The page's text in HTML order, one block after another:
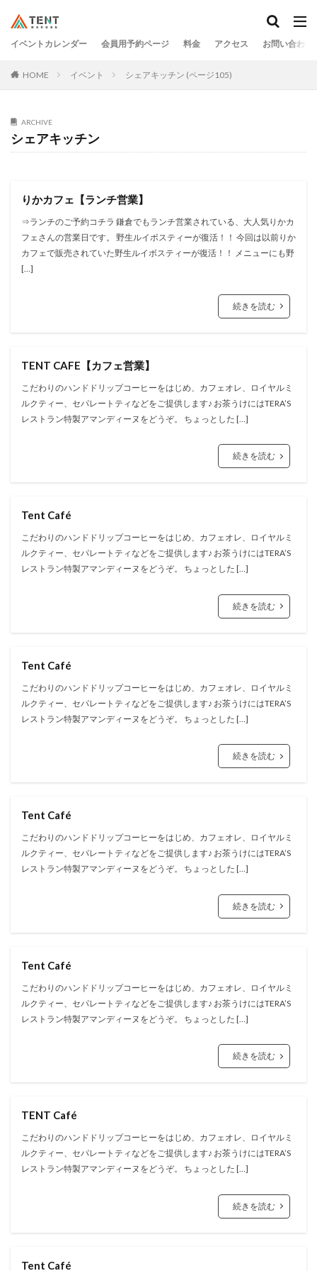
イベントカレンダー 会員用予約ページ 料金 アクセス お問い合わせ
HOME イベント シェアキッチン (ページ105)
ARCHIVE
シェアキッチン
りかカフェ【ランチ営業】
⇒ランチのご予約コチラ 鎌倉でもランチ営業されている、大人気りかカ
フェさんの営業日です。 野生ルイボスティーが復活！！ 今回は以前りか
カフェで販売されていた野生ルイボスティーが復活！！ メニューにも野
[…]
続きを読む
TENT CAFE【カフェ営業】
こだわりのハンドドリップコーヒーをはじめ、カフェオレ、ロイヤルミ
ルクティー、セパレートティなどをご提供します♪ お茶うけにはTERA’S
レストラン特製アマンディーヌをどうぞ。 ちょっとした […]
続きを読む
Tent Café
こだわりのハンドドリップコーヒーをはじめ、カフェオレ、ロイヤルミ
ルクティー、セパレートティなどをご提供します♪ お茶うけにはTERA’S
レストラン特製アマンディーヌをどうぞ。 ちょっとした […]
続きを読む
Tent Café
こだわりのハンドドリップコーヒーをはじめ、カフェオレ、ロイヤルミ
ルクティー、セパレートティなどをご提供します♪ お茶うけにはTERA’S
レストラン特製アマンディーヌをどうぞ。 ちょっとした […]
続きを読む
Tent Café
こだわりのハンドドリップコーヒーをはじめ、カフェオレ、ロイヤルミ
ルクティー、セパレートティなどをご提供します♪ お茶うけにはTERA’S
レストラン特製アマンディーヌをどうぞ。 ちょっとした […]
続きを読む
Tent Café
こだわりのハンドドリップコーヒーをはじめ、カフェオレ、ロイヤルミ
ルクティー、セパレートティなどをご提供します♪ お茶うけにはTERA’S
レストラン特製アマンディーヌをどうぞ。 ちょっとした […]
続きを読む
TENT Café
こだわりのハンドドリップコーヒーをはじめ、カフェオレ、ロイヤルミ
ルクティー、セパレートティなどをご提供します♪ お茶うけにはTERA’S
レストラン特製アマンディーヌをどうぞ。 ちょっとした […]
続きを読む
Tent Café